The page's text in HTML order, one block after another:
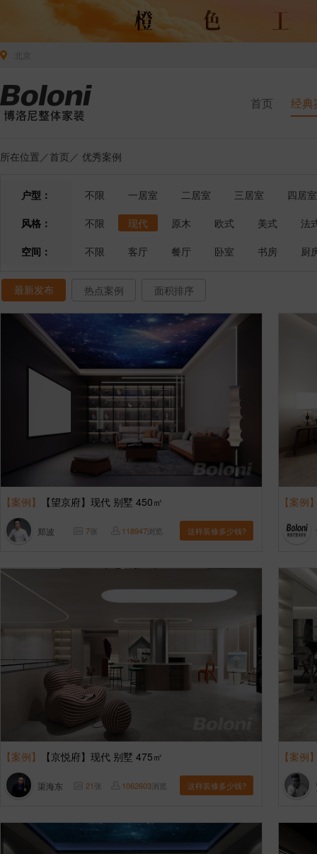
首页 经典
所在位置／首页 ／ 优秀案例
户型： 不限 一居室 二居室 三居室
四居室
风格：
不限 现代 原木 欧式 美式
法
空间：
不限 客厅 餐厅 卧室 书房 厨
最新发布 热点案例 面积排序
【案例】 【望京府】现代 别墅 450㎡
郑波 7张 118947浏览 这样装修多少钱?
【案例
【案例】 【京悦府】现代 别墅 475㎡
渠海东 21张 1062603浏览 这样装修多少钱?
【案例